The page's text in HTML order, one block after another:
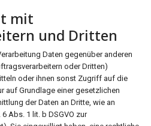
mit
und Dritten
Daten gegenüber anderen
oder Dritten)
oder ihnen sonst Zugriff auf die
auf Grundlage einer gesetzlichen
der Daten an Dritte, wie an
Abs. 1 lit. b DSGVO zur